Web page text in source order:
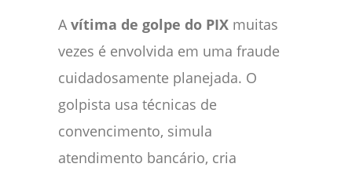
A vítima de golpe do PIX muitas
vezes é envolvida em uma fraude
cuidadosamente planejada. O
golpista usa técnicas de
convencimento, simula
atendimento bancário, cria